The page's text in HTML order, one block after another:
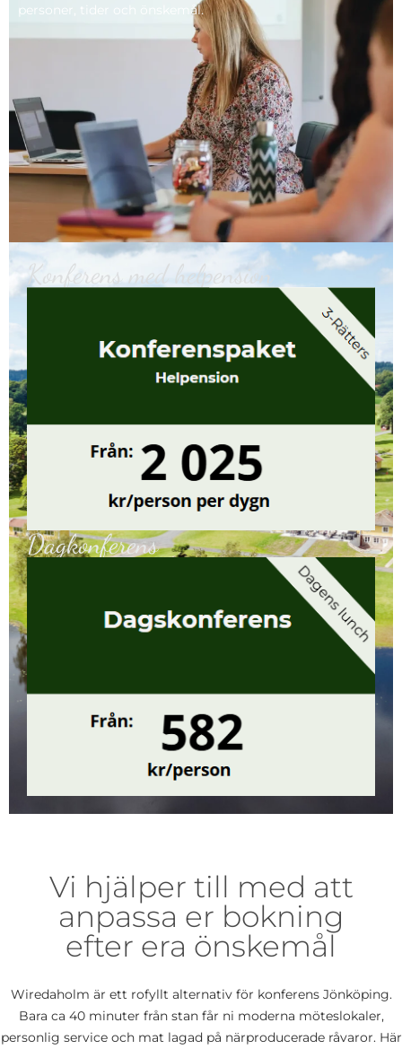
personer, tider och önskemål.
Konferens med helpension
Dagkonferens
Vi hjälper till med att
anpassa er bokning
efter era önskemål
Wiredaholm är ett rofyllt alternativ för konferens Jönköping.
Bara ca 40 minuter från stan får ni moderna möteslokaler,
personlig service och mat lagad på närproducerade råvaror. Här